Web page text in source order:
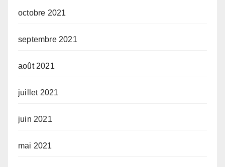
octobre 2021
septembre 2021
août 2021
juillet 2021
juin 2021
mai 2021